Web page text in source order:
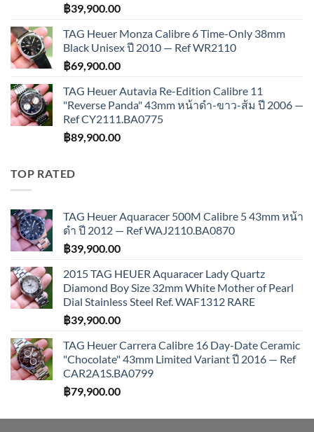
฿39,900.00
TAG Heuer Monza Calibre 6 Time-Only 38mm
Black Unisex ปี 2010 — Ref WR2110
฿69,900.00
TAG Heuer Autavia Re-Edition Calibre 11
"Reverse Panda" 43mm หน้าดำ-ขาว-ส้ม ปี 2006 —
Ref CY2111.BA0775
฿89,900.00
TOP RATED
TAG Heuer Aquaracer 500M Calibre 5 43mm หน้า
ดำ ปี 2012 — Ref WAJ2110.BA0870
฿39,900.00
2015 TAG HEUER Aquaracer Lady Quartz
Diamond Boy Size 32mm White Mother of Pearl
Dial Stainless Steel Ref. WAF1312 RARE
฿39,900.00
TAG Heuer Carrera Calibre 16 Day-Date Ceramic
"Chocolate" 43mm Limited Variant ปี 2016 — Ref
CAR2A1S.BA0799
฿79,900.00